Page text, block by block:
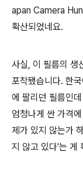
apan Camera
확산되었네요.
사실, 이 필름의 생
포착됐습니다. 한
에 팔리던 필름인
엄청나게 싼 가격
제가 있지 않는가
지 않고 있다'는 게